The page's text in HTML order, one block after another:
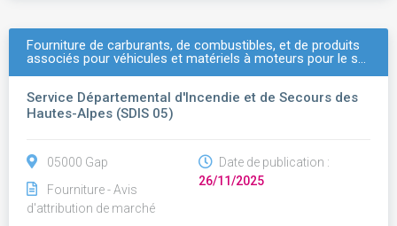
Fourniture de carburants, de combustibles, et de produits
associés pour véhicules et matériels à moteurs pour le s…
Service Départemental d'Incendie et de Secours des
Hautes-Alpes (SDIS 05)
05000 Gap
Fourniture - Avis
d'attribution de marché
Date de publication :
26/11/2025